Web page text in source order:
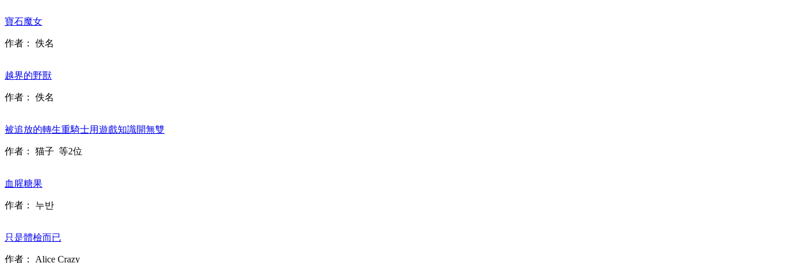
寶石魔女
作者： 佚名
越界的野獸
作者： 佚名
被追放的轉生重騎士用遊戲知識開無雙
作者： 猫子 等2位
血腥糖果
作者： 누반
只是體檢而已
作者： Alice Crazy